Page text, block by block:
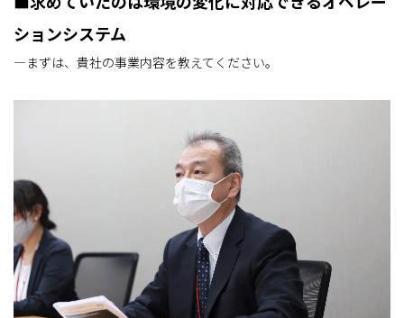
ションシステム
―まずは、貴社の事業内容を教えてください。